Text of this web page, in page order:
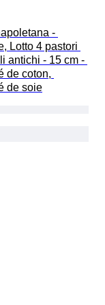
-
Lotto 4 pastori
antichi - 15 cm -
de coton,
de soie